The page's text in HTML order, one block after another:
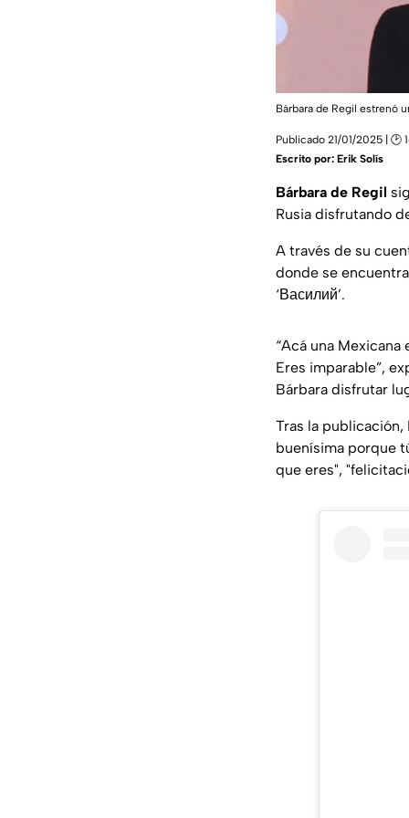
Bárbara de Regil estrenó
Publicado 21/01/2025 | 🕑
Escrito por: Erik Solís
Bárbara de Regil
Rusia disfrutando
A través de su
donde se
‘Василий’.
“Acá una
Eres imparable”,
Bárbara disfrutar
Tras la publicación,
buenísima porque
que eres",